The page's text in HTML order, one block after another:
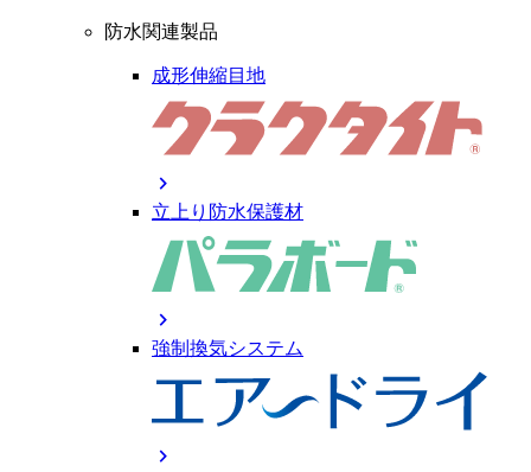
防水関連製品
成形伸縮目地
chevron_right
立上り防水保護材
chevron_right
強制換気システム
chevron_right